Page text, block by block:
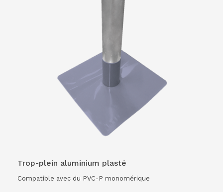
Trop-plein aluminium plasté
Compatible avec du PVC-P monomérique